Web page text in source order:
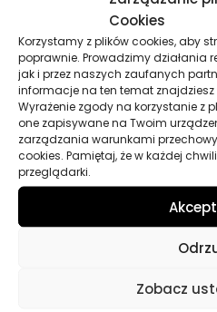
Cookies
Korzystamy z plików cookies, aby
poprawnie. Prowadzimy działania
jak i przez naszych zaufanych
informacje na ten temat
Wyrażenie zgody na korzystanie z
one zapisywane na Twoim
zarządzania warunkami
cookies. Pamiętaj, że w każdej
przeglądarki.
Zobacz
Baza
Lepkość 15W-40
API CG-4,
ACEA E2
1 l
MAN